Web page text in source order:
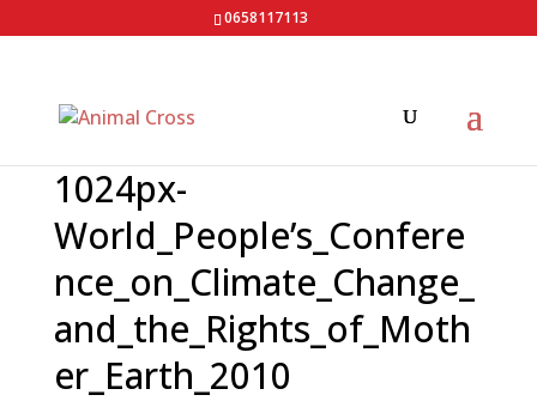
0658117113
1024px-
World_People’s_Confere
nce_on_Climate_Change_
and_the_Rights_of_Moth
er_Earth_2010